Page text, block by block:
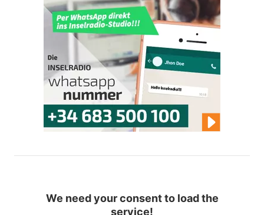
We need your consent to load the
service!